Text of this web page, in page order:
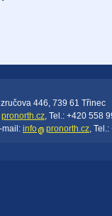
446, 739 61 Třinec
pronorth.cz, Tel.: +420 558
mail: info pronorth.cz,